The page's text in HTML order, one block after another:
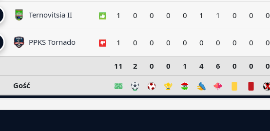
Ternovitsia II 1 0 0 0 0 1 1 0 0 0
PPKS Tornado 1 0 0 0 0 0 0 0 0 0
11 2 0 0 1 4 6 0 0 0
Gość